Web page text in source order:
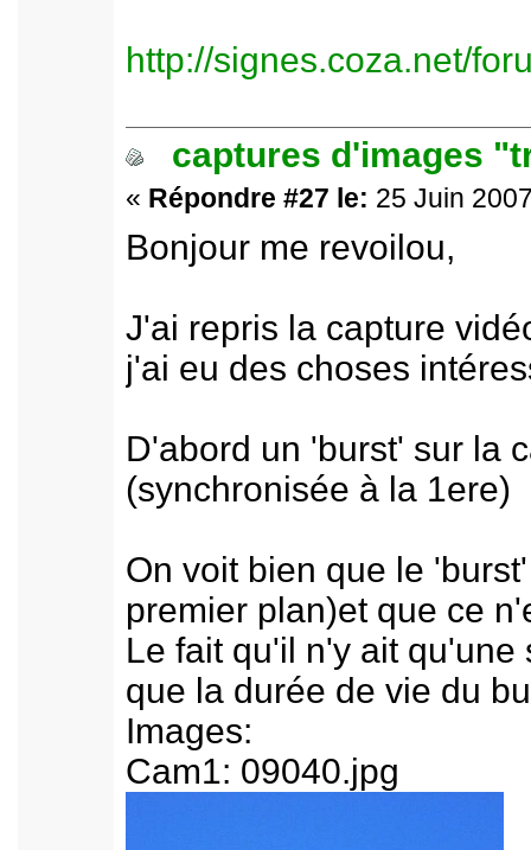
http://signes.coza.net/
captures d'images
« Répondre #27 le: 25 Juin
Bonjour me revoilou,
J'ai repris la capture
j'ai eu des choses
D'abord un 'burst' sur la
(synchronisée à la 1ere)
On voit bien que le
premier plan)et que ce
Le fait qu'il n'y ait
que la durée de vie du
Images:
Cam1: 09040.jpg